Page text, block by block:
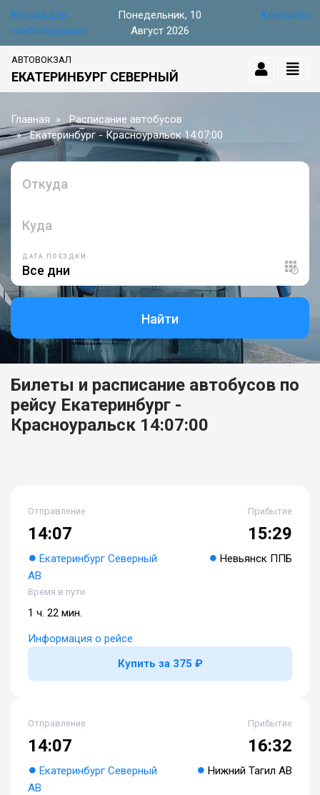
Версия для
слабовидящих
Понедельник, 10
Август 2026
Контакты
АВТОВОКЗАЛ
ЕКАТЕРИНБУРГ СЕВЕРНЫЙ
Главная
Расписание автобусов
Екатеринбург - Красноуральск 14:07:00
Откуда
Куда
ДАТА ПОЕЗДКИ
Найти
Билеты и расписание автобусов по
рейсу Екатеринбург -
Красноуральск 14:07:00
Отправление
14:07
Екатеринбург Северный
АВ
Прибытие
15:29
Невьянск ППБ
Время в пути
1 ч. 22 мин.
Информация о рейсе
Купить за 375 ₽
Отправление
14:07
Екатеринбург Северный
АВ
Прибытие
16:32
Нижний Тагил АВ